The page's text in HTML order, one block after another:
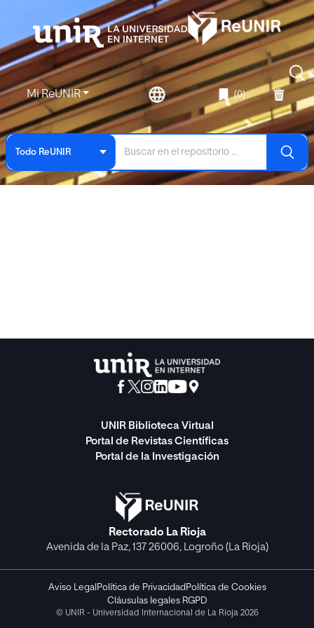
Mi ReUNIR (0)
Todo ReUNIR
UNIR Biblioteca Virtual
Portal de Revistas Científicas
Portal de la Investigación
Rectorado La Rioja
Avenida de la Paz, 137 26006, Logroño (La Rioja)
Aviso Legal Política de Privacidad Política de Cookies
Cláusulas legales RGPD
© UNIR - Universidad Internacional de La Rioja 2026